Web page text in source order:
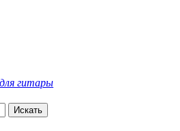
гитары